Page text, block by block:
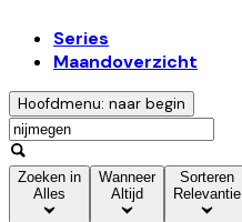
Series
Maandoverzicht
Hoofdmenu: naar begin
Zoeken in
Alles
Wanneer
Altijd
Sorteren
Relevantie